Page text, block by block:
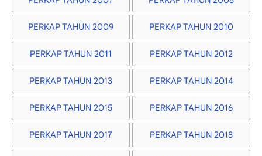
PERKAP TAHUN 2009 PERKAP TAHUN 2010
PERKAP TAHUN 2011 PERKAP TAHUN 2012
PERKAP TAHUN 2013 PERKAP TAHUN 2014
PERKAP TAHUN 2015 PERKAP TAHUN 2016
PERKAP TAHUN 2017 PERKAP TAHUN 2018